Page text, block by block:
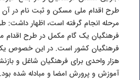
طرح اقدام ملی مسکن و ثبت نام در آن
مرحله انجام گرفته است، اظهار
فرهنگیان یک گام مکمل در طرح اقدام
هزار واحدی برای فرهنگیان شاغل و
آموزش و پرورش امضا و مبادله شده بود.